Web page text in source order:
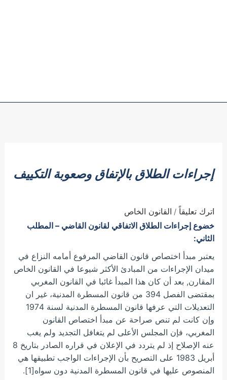
إجراءات الطلاق بالإتفاق وصعوبة التكييف
اترك تعليقاً / القانون الخاص
خضوع إجراءات الطلاق الاتفاقي لقانون القاضي – المطلب
الثاني:
يعتبر مبدأ اختصاص قانون القاضي المرفوع أمامه النزاع في
ميدان الإجراءات من المبادئ الأكثر شيوعا في القانون الخاص
المقارن, بعد أن كان هذا المبدأ غائبا في القانون المغربي
بمقتضى الفصل 394 من قانون المسطرة المدنية، غير ان
التعديلات التي عرفها قانون المسطرة المدنية لسنة 1974
وإن كانت لم تنص صراحة عن مبدأ اختصاص القانون
المغربي، فإن المجلس الأعلى لم يتغافل التجديد ولم يغب
عنه الإصلاح إذ لم يتردد في الإعلان في قراره الصادر بتاريخ 8
أبريل 1983 على التصريح بأن الإجراءات الواجب تطبيقها هي
المنصوص عليها في قانون المسطرة المدنية دون سواه[1].